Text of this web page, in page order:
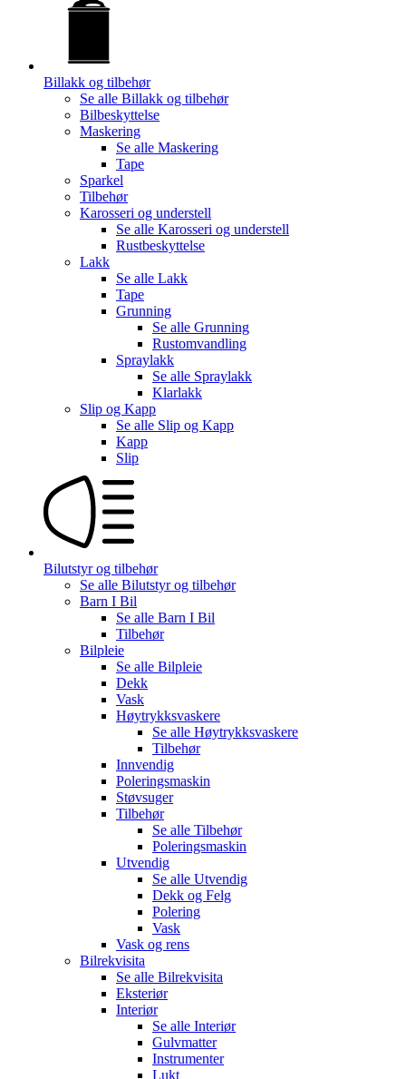
Billakk og tilbehør
Se alle Billakk og tilbehør
Bilbeskyttelse
Maskering
Se alle Maskering
Tape
Sparkel
Tilbehør
Karosseri og understell
Se alle Karosseri og understell
Rustbeskyttelse
Lakk
Se alle Lakk
Tape
Grunning
Se alle Grunning
Rustomvandling
Spraylakk
Se alle Spraylakk
Klarlakk
Slip og Kapp
Se alle Slip og Kapp
Kapp
Slip
Bilutstyr og tilbehør
Se alle Bilutstyr og tilbehør
Barn I Bil
Se alle Barn I Bil
Tilbehør
Bilpleie
Se alle Bilpleie
Dekk
Vask
Høytrykksvaskere
Se alle Høytrykksvaskere
Tilbehør
Innvendig
Poleringsmaskin
Støvsuger
Tilbehør
Se alle Tilbehør
Poleringsmaskin
Utvendig
Se alle Utvendig
Dekk og Felg
Polering
Vask
Vask og rens
Bilrekvisita
Se alle Bilrekvisita
Eksteriør
Interiør
Se alle Interiør
Gulvmatter
Instrumenter
Lukt